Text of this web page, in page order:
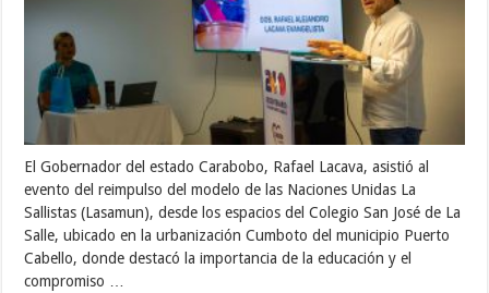
El Gobernador del estado Carabobo, Rafael Lacava, asistió al
evento del reimpulso del modelo de las Naciones Unidas La
Sallistas (Lasamun), desde los espacios del Colegio San José de La
Salle, ubicado en la urbanización Cumboto del municipio Puerto
Cabello, donde destacó la importancia de la educación y el
compromiso …